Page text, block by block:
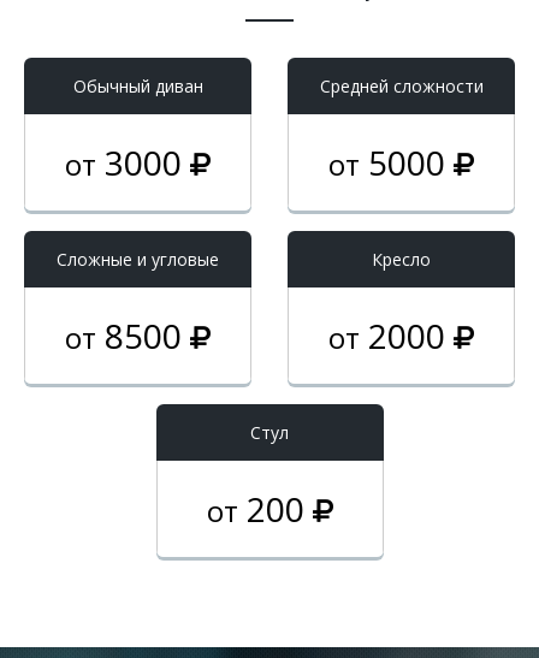
Обычный диван
от 3000
Средней сложности
от 5000
Cложные и угловые
от 8500
Кресло
от 2000
Стул
от 200